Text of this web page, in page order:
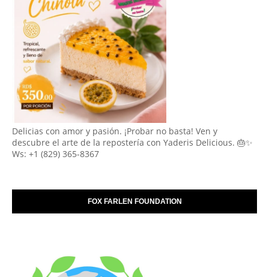
Delicias con amor y pasión. ¡Probar no basta! Ven y
descubre el arte de la repostería con Yaderis Delicious. 🎂✨
Ws: +1 (829) 365-8367
FOX FARLEN FOUNDATION